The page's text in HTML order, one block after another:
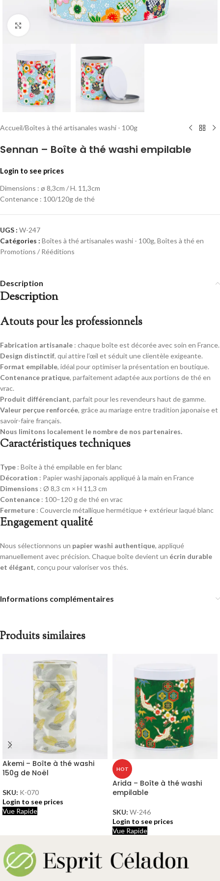
Click to enlarge
Accueil/Boîtes à thé artisanales washi - 100g
Sennan – Boîte à thé washi empilable
Login to see prices
Dimensions : ø 8,3cm / H. 11,3cm
Contenance : 100/120g de thé
UGS : W-247
Catégories : Boîtes à thé artisanales washi - 100g, Boîtes à thé en
Promotions / Rééditions
Description
Description
Atouts pour les professionnels
Fabrication artisanale : chaque boîte est décorée avec soin en France.
Design distinctif, qui attire l’œil et séduit une clientèle exigeante.
Format empilable, idéal pour optimiser la présentation en boutique.
Contenance pratique, parfaitement adaptée aux portions de thé en
vrac.
Produit différenciant, parfait pour les revendeurs haut de gamme.
Valeur perçue renforcée, grâce au mariage entre tradition japonaise et
savoir-faire français.
Nous limitons localement le nombre de nos partenaires.
Caractéristiques techniques
Type : Boîte à thé empilable en fer blanc
Décoration : Papier washi japonais appliqué à la main en France
Dimensions : Ø 8,3 cm × H 11,3 cm
Contenance : 100–120 g de thé en vrac
Fermeture : Couvercle métallique hermétique + extérieur laqué blanc
Engagement qualité
Nous sélectionnons un papier washi authentique, appliqué
manuellement avec précision. Chaque boîte devient un écrin durable
et élégant, conçu pour valoriser vos thés.
Informations complémentaires
Produits similaires
Akemi – Boîte à thé washi
150g de Noël
SKU: K-070
Login to see prices
Vue Rapide
HOT
Arida – Boîte à thé washi
empilable
SKU: W-246
Login to see prices
Vue Rapide